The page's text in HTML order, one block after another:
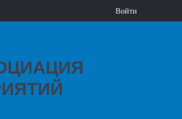
Войти